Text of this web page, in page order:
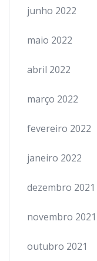
junho 2022
maio 2022
abril 2022
março 2022
fevereiro 2022
janeiro 2022
dezembro 2021
novembro 2021
outubro 2021